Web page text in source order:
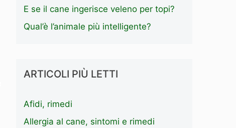
E se il cane ingerisce veleno per topi?
Qual’è l’animale più intelligente?
ARTICOLI PIÙ LETTI
Afidi, rimedi
Allergia al cane, sintomi e rimedi